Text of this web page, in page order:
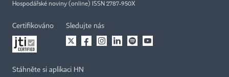
Hospodářské noviny (online) ISSN 2787-950X
Certifikováno Sledujte nás
Stáhněte si aplikaci HN